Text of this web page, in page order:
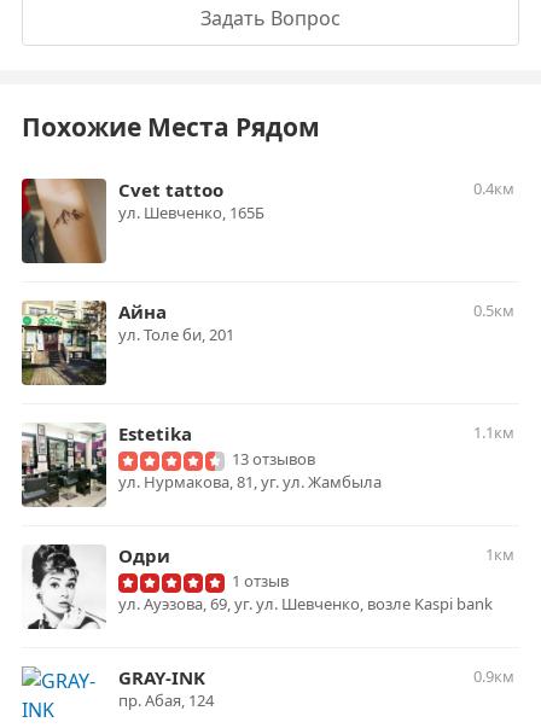
Задать Вопрос
Похожие Места Рядом
Cvet tattoo
0.4км
ул. ​Шевченко, 165Б​
Айна
0.5км
ул. Толе би, 201
Estetika
1.1км
13 отзывов
ул. Нурмакова, 81, уг. ул. Жамбыла
Одри
1км
1 отзыв
ул. Ауэзова, 69, уг. ул. Шевченко, возле Kaspi bank
GRAY-INK
0.9км
пр. Абая, 124